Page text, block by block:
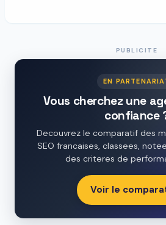
PUBLICITE
EN
Vous cherchez une
confiance
Decouvrez le comparatif des
SEO francaises, classees,
des criteres de
Voir le